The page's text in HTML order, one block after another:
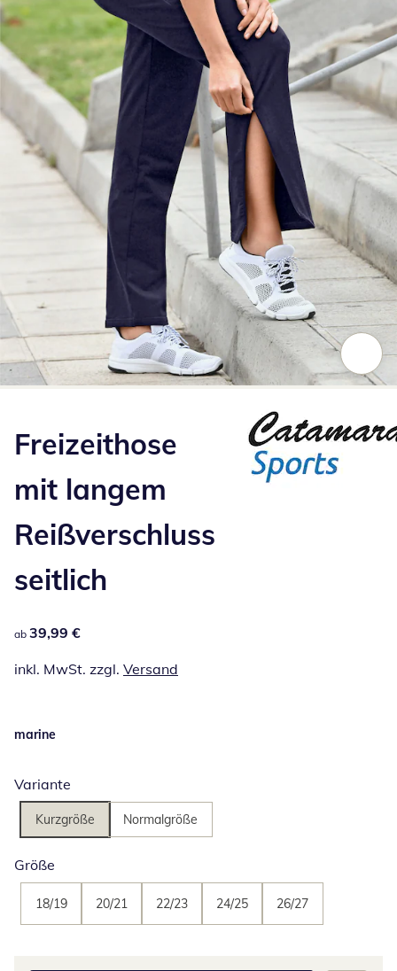
Freizeithose
mit langem
Reißverschluss
seitlich
39,99 €
ab 39,99 €
inkl. MwSt. zzgl. Versand
marine
Variante
Kurzgröße Normalgröße
Größe
18/19 20/21 22/23 24/25 26/27